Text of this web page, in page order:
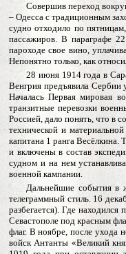
Совершив переход
– Одесса с традиционным
судно отходило по
пассажиров. В параграфе
пароходе свое вино,
Непонятно только, как
28 июня 1914 года в
Венгрия предъявила Сербии
Началась Первая мировая
транзитные перевозки
Россией, дало понять, что в
технической и
капитана 1 ранга Весёлкина.
и включены в состав
судном и на нем
военной кампании.
Дальнейшие события в
телеграммный стиль. 16
разбегается). Где
Севастополе под красным
флаг. В ноябре, после ухода
войск Антанты «Великий